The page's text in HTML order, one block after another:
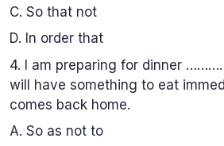
C. So that not
D. In order that
4. I am preparing for dinner
will have something to eat
comes back home.
A. So as not to